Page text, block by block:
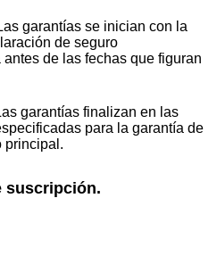
garantías se inician con la
de seguro
de las fechas que figuran
garantías finalizan en las
para la garantía de
principal.